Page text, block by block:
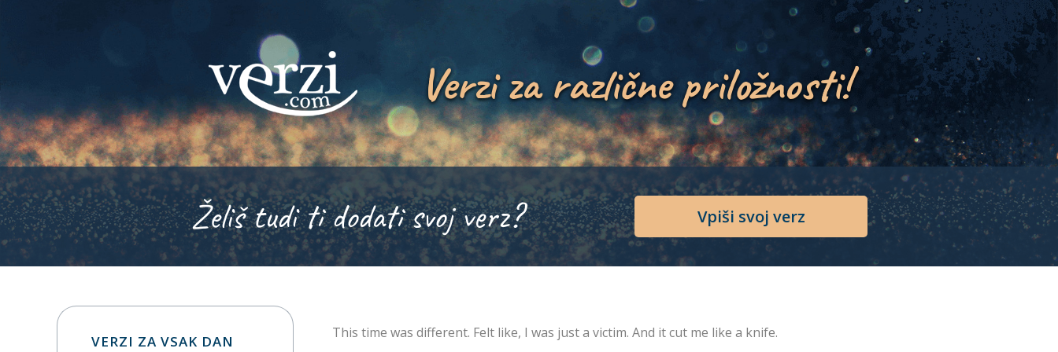
Verzi za različne priložnosti!
Želiš tudi ti dodati svoj verz? Vpiši svoj verz
This time was different. Felt like, I was just a victim. And it cut me like a knife.
VERZI ZA VSAK DAN